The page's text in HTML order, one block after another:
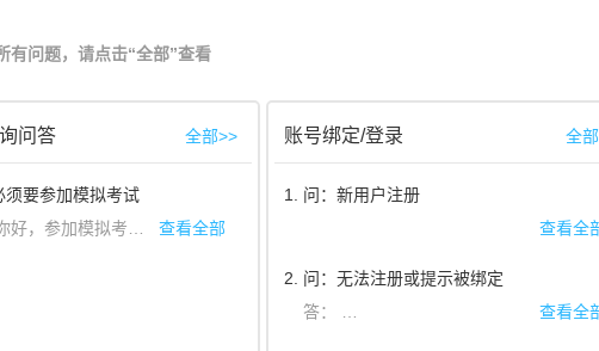
有问题，请点击“全部”查看
审核确认并可以打印准考证,并且一次认证便可多所院校一站报名。相对于现
问答 全部>>
须要参加模拟考试
否符合硬件要求，同时可以熟悉考试的流程，以及调整好考试拍摄的角度。请务必在正式考试之前，完成模拟考试并提交视频。 查看全部
账号绑定/登录 全
1. 问：新用户注册
答：
①手机号注册：用手机号获取验
（PS：大陆考生必须绑定二代身
查看全
2. 问：无法注册或提示被绑定
同学您好，有此提示代表您的证
查看全